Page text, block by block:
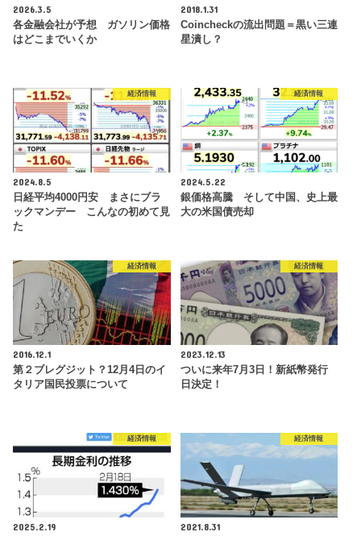
2026.3.5
各金融会社が予想 ガソリン価格
はどこまでいくか
2018.1.31
Coincheckの流出問題＝黒い三連
星潰し？
経済情報
2024.8.5
日経平均4000円安 まさにブラ
ックマンデー こんなの初めて見
た
経済情報
2024.5.22
銀価格高騰 そして中国、史上最
大の米国債売却
経済情報
2016.12.1
第２ブレグジット？12月4日のイ
タリア国民投票について
経済情報
2023.12.13
ついに来年7月3日！新紙幣発行
日決定！
経済情報
2025.2.19
経済情報
2021.8.31